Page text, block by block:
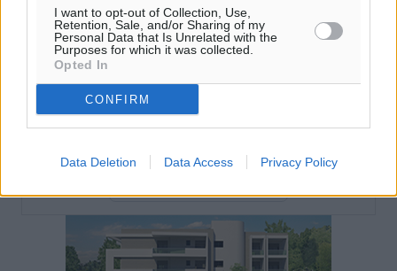
I want to opt-out of Collection, Use,
Retention, Sale, and/or Sharing of my
Personal Data that Is Unrelated with the
Purposes for which it was collected.
Opted In
CONFIRM
Data Deletion Data Access Privacy Policy
Κάρπαθος: Παλιά πυρομαχικά εντοπίστηκαν στο
Αρδάνι – Απαγορεύτηκε η κολύμβηση στην περιοχή
Τοπικές Ειδήσεις• πριν 4 ώρες
Τουρνάς για φωτιές: «Κανένα περιθώριο
εφησυχασμού» – Σε πλήρη ετοιμότητα ο μηχανισμός
πριν 5 ώρες